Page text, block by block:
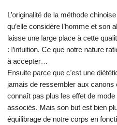
L’originalité de la méthode
qu’elle considère l’homme et son
laisse une large place à cette
: l’intuition. Ce que notre nature
à accepter…
Ensuite parce que c’est une
jamais de ressembler aux canons
connaît pas plus les effet de
associés. Mais son but est bien
équilibrage de notre corps en